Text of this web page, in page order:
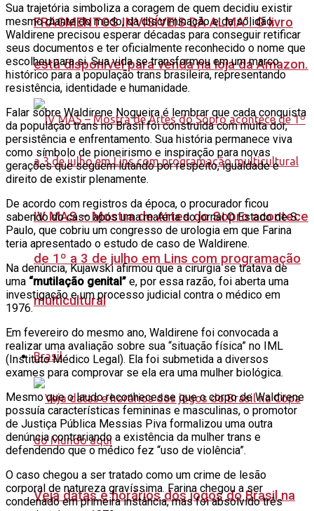
FRAGMENTOS INVISÍVEIS DA ALMA”. O livro
está disponível para venda na loja da Amazon.
IV MAS – Mostra de Artes do Sopro acontece
de 1º a 3 de julho em Lins com programação
multicultural
Brasil
Veja datas e horários dos jogos do Brasil na
Sua trajetória simboliza a coragem de quem decidiu existir
mesmo diante do medo, da discriminação e da solidão.
Waldirene precisou esperar décadas para conseguir retificar
seus documentos e ter oficialmente reconhecido o nome que
escolheu para si. Sua vida se transformou em um marco
histórico para a população trans brasileira, representando
resistência, identidade e humanidade.
Falar sobre Waldirene Nogueira é lembrar que cada conquista
da população trans no Brasil foi construída com muita dor,
persistência e enfrentamento. Sua história permanece viva
como símbolo de pioneirismo e inspiração para novas
gerações que seguem lutando por respeito, igualdade e
direito de existir plenamente.
De acordo com registros da época, o procurador ficou
sabendo do caso após uma matéria do jornal O Estado de S.
Paulo, que cobriu um congresso de urologia em que Farina
teria apresentado o estudo de caso de Waldirene.
Na denúncia, Kujawski afirmou que a cirurgia se tratava de
uma “mutilação genital” e, por essa razão, foi aberta uma
investigação e um processo judicial contra o médico em
1976.
Em fevereiro do mesmo ano, Waldirene foi convocada a
realizar uma avaliação sobre sua “situação física” no IML
(Instituto Médico Legal). Ela foi submetida a diversos
exames para comprovar se ela era uma mulher biológica.
Mesmo que o laudo reconhecesse que o corpo de Waldirene
possuía características femininas e masculinas, o promotor
de Justiça Pública Messias Piva formalizou uma outra
denúncia contrariando a existência da mulher trans e
defendendo que o médico fez “uso de violência”.
O caso chegou a ser tratado como um crime de lesão
corporal de natureza gravíssima. Farina chegou a ser
condenado em primeira instância, mas foi absolvido três